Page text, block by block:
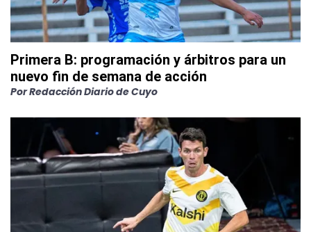
Primera B: programación y árbitros para un
nuevo fin de semana de acción
PorRedacción Diario de Cuyo